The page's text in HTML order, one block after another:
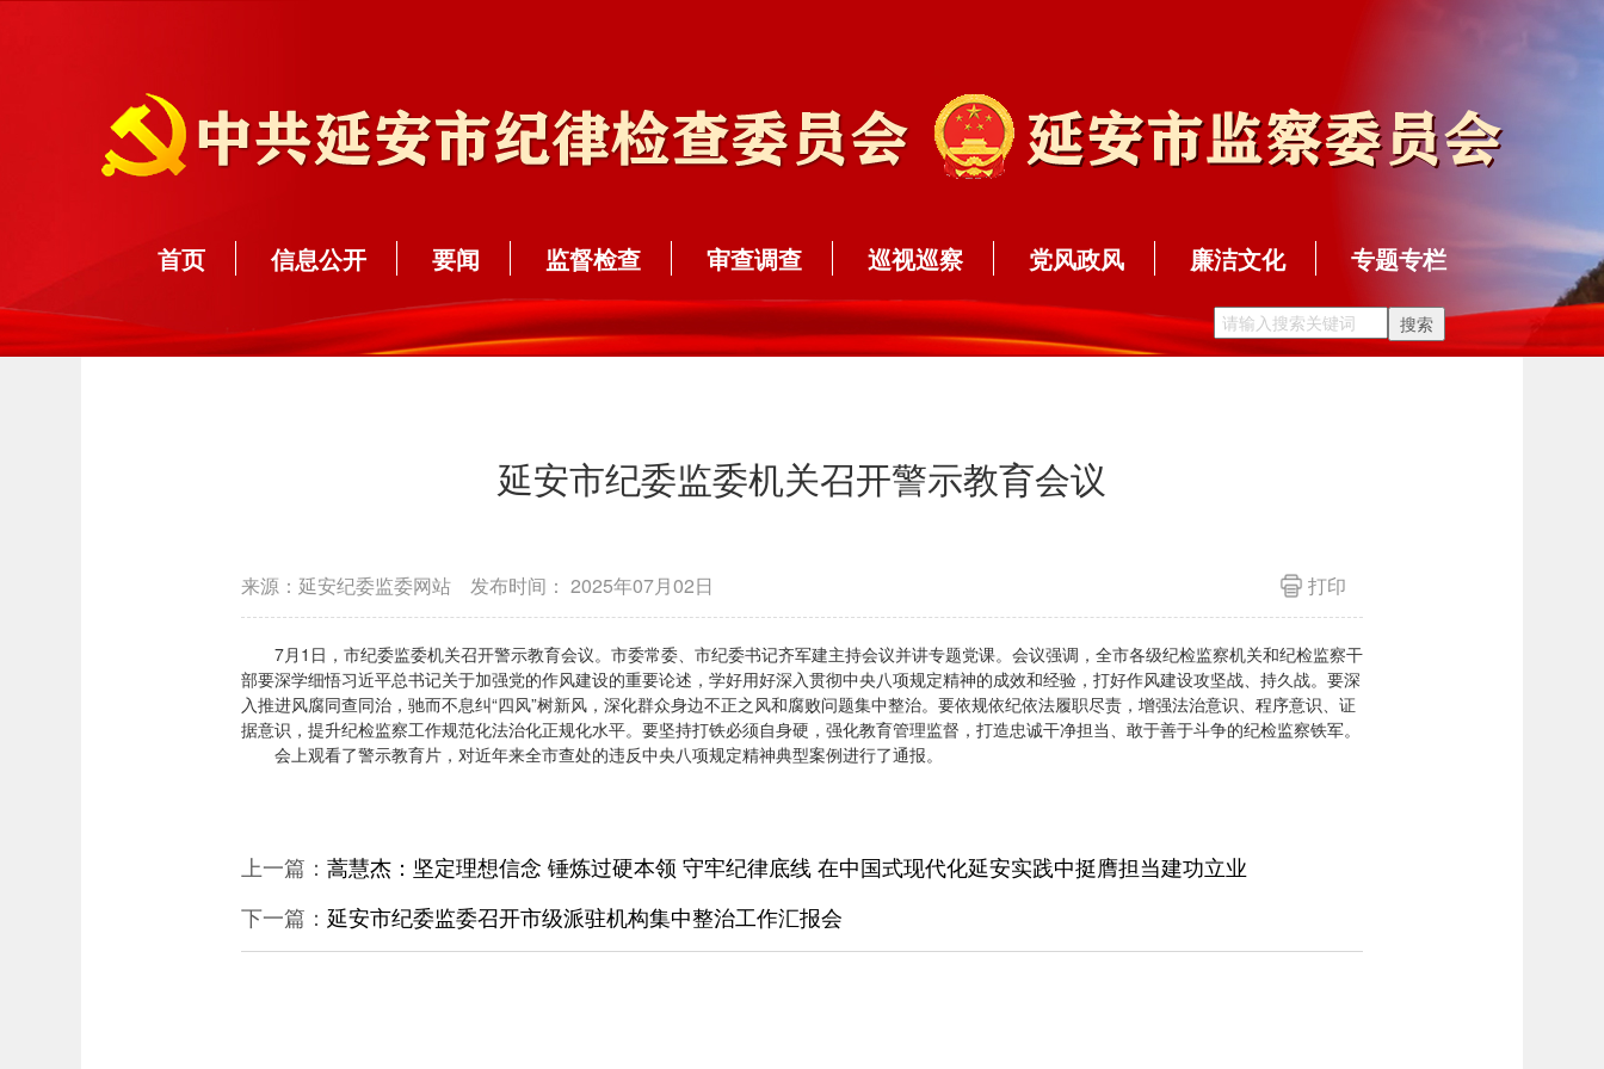
首页 信息公开 要闻 监督检查 审查调查 巡视巡察 党风政风 廉洁文化 专题专栏
延安市纪委监委机关召开警示教育会议
来源：延安纪委监委网站 发布时间： 2025年07月02日 打印
7月1日，市纪委监委机关召开警示教育会议。市委常委、市纪委书记齐军建主持会议并讲专题党课。会议强调，全市各级纪检监察机关和纪检监察干
部要深学细悟习近平总书记关于加强党的作风建设的重要论述，学好用好深入贯彻中央八项规定精神的成效和经验，打好作风建设攻坚战、持久战。要深
入推进风腐同查同治，驰而不息纠“四风”树新风，深化群众身边不正之风和腐败问题集中整治。要依规依纪依法履职尽责，增强法治意识、程序意识、证
据意识，提升纪检监察工作规范化法治化正规化水平。要坚持打铁必须自身硬，强化教育管理监督，打造忠诚干净担当、敢于善于斗争的纪检监察铁军。
会上观看了警示教育片，对近年来全市查处的违反中央八项规定精神典型案例进行了通报。
上一篇： 蒿慧杰：坚定理想信念 锤炼过硬本领 守牢纪律底线 在中国式现代化延安实践中挺膺担当建功立业
下一篇： 延安市纪委监委召开市级派驻机构集中整治工作汇报会